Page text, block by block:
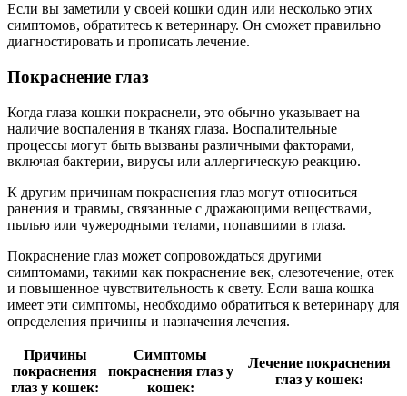
Если вы заметили у своей кошки один или несколько этих
симптомов, обратитесь к ветеринару. Он сможет правильно
диагностировать и прописать лечение.
Покраснение глаз
Когда глаза кошки покраснели, это обычно указывает на
наличие воспаления в тканях глаза. Воспалительные
процессы могут быть вызваны различными факторами,
включая бактерии, вирусы или аллергическую реакцию.
К другим причинам покраснения глаз могут относиться
ранения и травмы, связанные с дражающими веществами,
пылью или чужеродными телами, попавшими в глаза.
Покраснение глаз может сопровождаться другими
симптомами, такими как покраснение век, слезотечение, отек
и повышенное чувствительность к свету. Если ваша кошка
имеет эти симптомы, необходимо обратиться к ветеринару для
определения причины и назначения лечения.
Причины
покраснения
глаз у кошек:
Симптомы
покраснения глаз у
кошек:
Лечение покраснения
глаз у кошек: